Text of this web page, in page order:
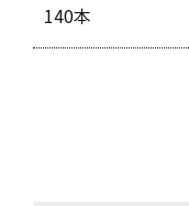
140本